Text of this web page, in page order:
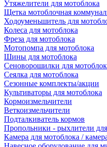
Утяжелители для мотоблока
Щетка мотоблочная
Ходоуменьшитель для
Колеса для мотоблока
Фреза для мотоблока
Мотопомпа для мотоблока
Шины для мотоблока
Сеноворошилки для
Сеялка для мотоблока
Сезонные комплекты/акции
Культиваторы для мотоблока
Кормоизмельчители
Веткоизмельчители
Подталкиватель кормов
Пропольники - рыхлители
Камера для мотоблока /